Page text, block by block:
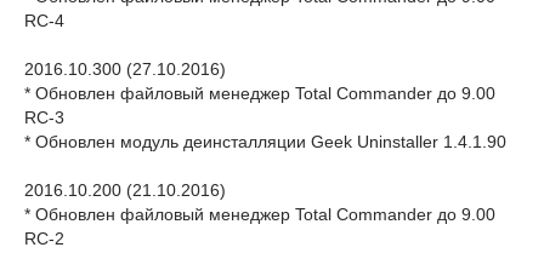
RC-4
2016.10.300 (27.10.2016)
* Обновлен файловый менеджер Total Commander до 9.00
RC-3
* Обновлен модуль деинсталляции Geek Uninstaller 1.4.1.90
2016.10.200 (21.10.2016)
* Обновлен файловый менеджер Total Commander до 9.00
RC-2